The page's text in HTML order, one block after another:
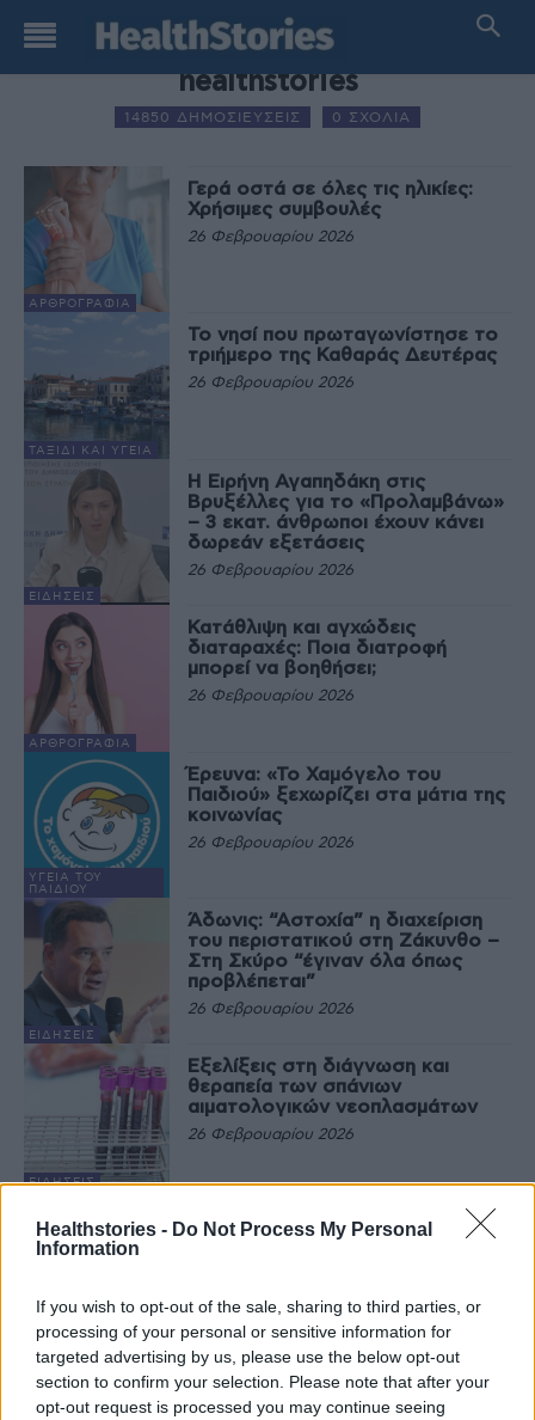
Healthstories - Do Not Process My Personal
Information
If you wish to opt-out of the sale, sharing to third parties, or
processing of your personal or sensitive information for
targeted advertising by us, please use the below opt-out
section to confirm your selection. Please note that after your
opt-out request is processed you may continue seeing
AUTHOR NAME
healthstories
14850 ΔΗΜΟΣΙΕΥΣΕΙΣ 0 ΣΧΟΛΙΑ
ΑΡΘΡΟΓΡΑΦΊΑ
Γερά οστά σε όλες τις ηλικίες:
Χρήσιμες συμβουλές
26 Φεβρουαρίου 2026
ΤΑΞΊΔΙ ΚΑΙ ΥΓΕΊΑ
Το νησί που πρωταγωνίστησε το
τριήμερο της Καθαράς Δευτέρας
26 Φεβρουαρίου 2026
ΕΙΔΉΣΕΙΣ
Η Ειρήνη Αγαπηδάκη στις
Βρυξέλλες για το «Προλαμβάνω»
– 3 εκατ. άνθρωποι έχουν κάνει
δωρεάν εξετάσεις
26 Φεβρουαρίου 2026
ΑΡΘΡΟΓΡΑΦΊΑ
Κατάθλιψη και αγχώδεις
διαταραχές: Ποια διατροφή
μπορεί να βοηθήσει;
26 Φεβρουαρίου 2026
ΥΓΕΊΑ ΤΟΥ
ΠΑΙΔΙΟΎ
Έρευνα: «Το Χαμόγελο του
Παιδιού» ξεχωρίζει στα μάτια της
κοινωνίας
26 Φεβρουαρίου 2026
ΕΙΔΉΣΕΙΣ
Άδωνις: “Αστοχία” η διαχείριση
του περιστατικού στη Ζάκυνθο –
Στη Σκύρο “έγιναν όλα όπως
προβλέπεται”
26 Φεβρουαρίου 2026
ΕΙΔΉΣΕΙΣ
Εξελίξεις στη διάγνωση και
θεραπεία των σπάνιων
αιματολογικών νεοπλασμάτων
26 Φεβρουαρίου 2026
ΕΙΔΉΣΕΙΣ
καρδιαγγειακών νοσημάτων
Παχυσαρκία: Οι φαρμακευτικές
θεραπείες που αλλάζουν τα
δεδομένα και η σωστή χρήση